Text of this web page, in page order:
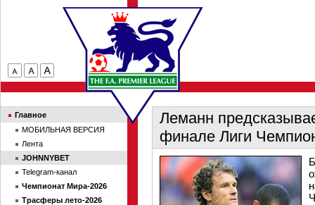
Леманн
финале Лиги
Главное
МОБИЛЬНАЯ ВЕРСИЯ
Лента
JOHNNYBET
Telegram-канал
Чемпионат Мира-2026
Трасферы лето-2026